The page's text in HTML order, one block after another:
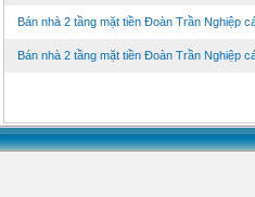
Bán nhà 2 tầng mặt tiền Đoàn Trần Nghiệp
Bán nhà 2 tầng mặt tiền Đoàn Trần Nghiệp